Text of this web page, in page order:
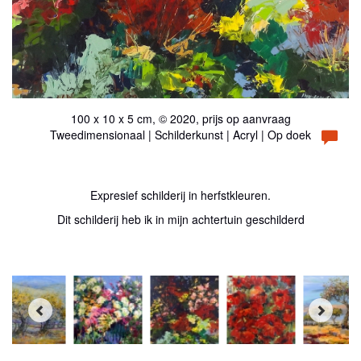
100 x 10 x 5 cm, © 2020, prijs op aanvraag
Tweedimensionaal | Schilderkunst | Acryl | Op doek
Expresief schilderij in herfstkleuren.
Dit schilderij heb ik in mijn achtertuin geschilderd